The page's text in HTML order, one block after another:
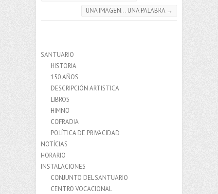
UNA IMAGEN… UNA PALABRA →
SANTUARIO
HISTORIA
150 AÑOS
DESCRIPCIÓN ARTISTICA
LIBROS
HIMNO
COFRADIA
POLÍTICA DE PRIVACIDAD
NOTÍCIAS
HORARIO
INSTALACIONES
CONJUNTO DEL SANTUARIO
CENTRO VOCACIONAL